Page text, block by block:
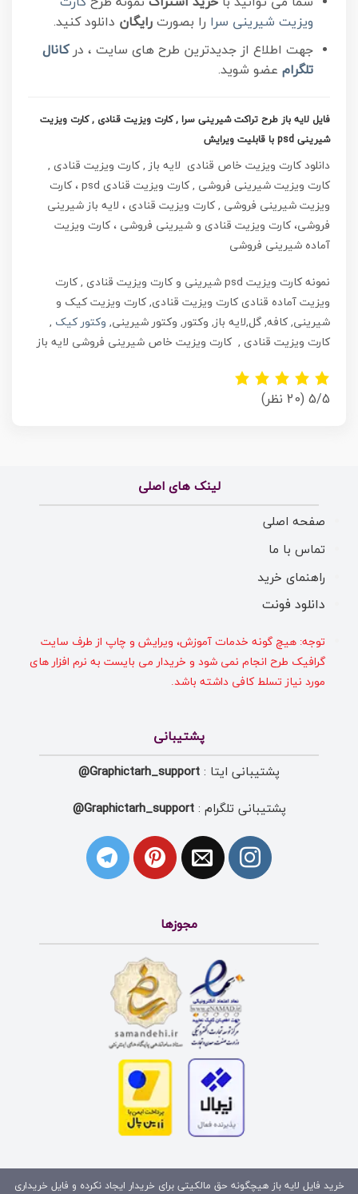
ویزیت شیرینی سرا را بصورت رایگان دانلود کنید.
جهت اطلاع از جدیدترین طرح های سایت ، درکانال
تلگرامعضو شوید.
فایل لایه باز طرح تراکت شیرینی سرا , کارت ویزیت قنادی , کارت ویزیت
شیرینی psd با قابلیت ویرایش
دانلود کارت ویزیت خاص قنادی لایه باز , کارت ویزیت قنادی ,
کارت ویزیت شیرینی فروشی , کارت ویزیت قنادی psd ، کارت
ویزیت شیرینی فروشی , کارت ویزیت قنادی ، لایه باز شیرینی
فروشی، کارت ویزیت قنادی و شیرینی فروشی ، کارت ویزیت
آماده شیرینی فروشی
نمونه کارت ویزیت psd شیرینی و کارت ویزیت قنادی , کارت
ویزیت آماده قنادی کارت ویزیت قنادی, کارت ویزیت کیک و
شیرینی, کافه, گل,لایه باز, وکتور, وکتور شیرینی, وکتور کیک ,
کارت ویزیت قنادی , کارت ویزیت خاص شیرینی فروشی لایه باز
5/5 (20 نظر)
لینک های اصلی
صفحه اصلی
تماس با ما
راهنمای خرید
دانلود فونت
توجه: هیچ گونه خدمات آموزش، ویرایش و چاپ از طرف سایت
گرافیک طرح انجام نمی شود و خریدار می بایست به نرم افزار های
مورد نیاز تسلط کافی داشته باشد.
پشتیبانی
پشتیبانی ایتا : Graphictarh_support@
پشتیبانی تلگرام :Graphictarh_support@
مجوزها
خرید فایل لایه باز هیچگونه حق مالکیتی برای خریدار ایجاد نکرده و فایل خریداری